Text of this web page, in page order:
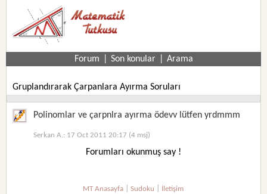
Forum Son konular Arama
Gruplandırarak Çarpanlara Ayırma Soruları
Polinomlar ve çarpnlra ayırma ödevv lütfen yrdmmm
Serkan A.: 17 Oct 2011 20:17 (4 msj)
Forumları okunmuş say !
MT Anasayfa |Sudoku İletişim